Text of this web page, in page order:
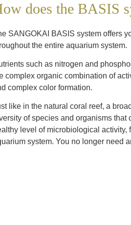
does the BASIS
SANGOKAI BASIS system offers
the entire aquarium system.
such as nitrogen and
complex organic combination of
complex color formation.
like in the natural coral reef, a
of species and organisms that
level of microbiological activity,
system. You no longer need